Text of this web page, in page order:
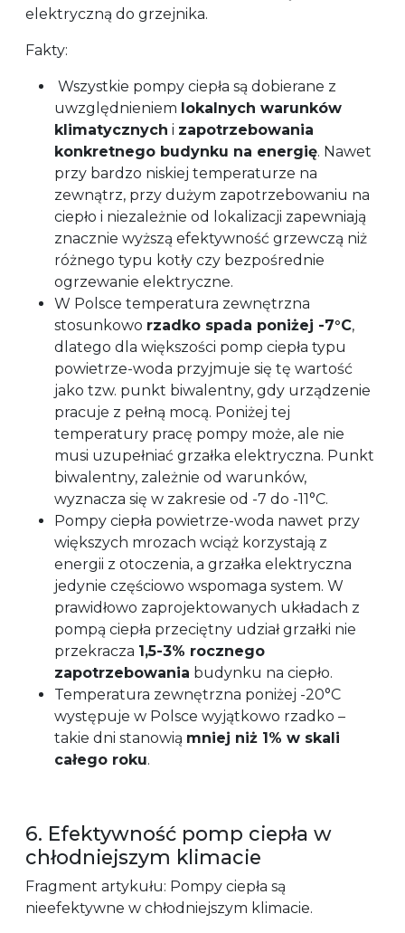
elektryczną do grzejnika.
Fakty:
Wszystkie pompy ciepła są dobierane z
uwzględnieniem lokalnych warunków
klimatycznych i zapotrzebowania
konkretnego budynku na energię. Nawet
przy bardzo niskiej temperaturze na
zewnątrz, przy dużym zapotrzebowaniu na
ciepło i niezależnie od lokalizacji zapewniają
znacznie wyższą efektywność grzewczą niż
różnego typu kotły czy bezpośrednie
ogrzewanie elektryczne.
W Polsce temperatura zewnętrzna
stosunkowo rzadko spada poniżej -7°C,
dlatego dla większości pomp ciepła typu
powietrze-woda przyjmuje się tę wartość
jako tzw. punkt biwalentny, gdy urządzenie
pracuje z pełną mocą. Poniżej tej
temperatury pracę pompy może, ale nie
musi uzupełniać grzałka elektryczna. Punkt
biwalentny, zależnie od warunków,
wyznacza się w zakresie od -7 do -11°C.
Pompy ciepła powietrze-woda nawet przy
większych mrozach wciąż korzystają z
energii z otoczenia, a grzałka elektryczna
jedynie częściowo wspomaga system. W
prawidłowo zaprojektowanych układach z
pompą ciepła przeciętny udział grzałki nie
przekracza 1,5-3% rocznego
zapotrzebowania budynku na ciepło.
Temperatura zewnętrzna poniżej -20°C
występuje w Polsce wyjątkowo rzadko –
takie dni stanowią mniej niż 1% w skali
całego roku.
6. Efektywność pomp ciepła w
chłodniejszym klimacie
Fragment artykułu: Pompy ciepła są
nieefektywne w chłodniejszym klimacie.